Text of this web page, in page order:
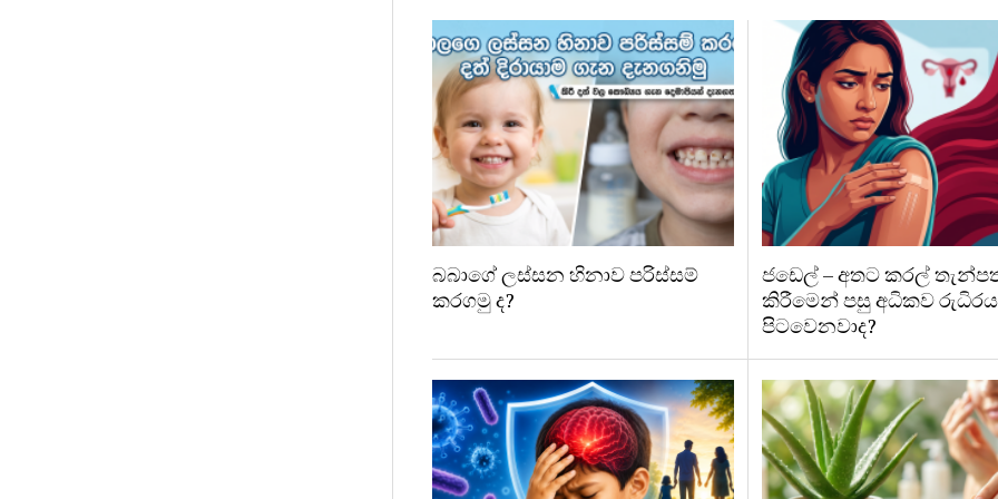
බබාගේ ලස්සන හිනාව පරිස්සම්
කරගමු ද?
ජඩෙල් – අතට කරල්
කිරීමෙන් පසු අධිකව රුධිරය
පිටවෙනවාද?